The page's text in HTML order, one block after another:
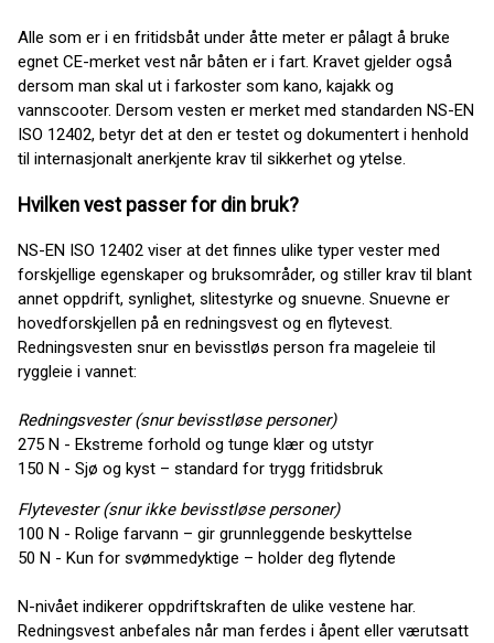
Alle som er i en fritidsbåt under åtte meter er pålagt å bruke
egnet CE-merket vest når båten er i fart. Kravet gjelder også
dersom man skal ut i farkoster som kano, kajakk og
vannscooter. Dersom vesten er merket med standarden NS-EN
ISO 12402, betyr det at den er testet og dokumentert i henhold
til internasjonalt anerkjente krav til sikkerhet og ytelse.
Hvilken vest passer for din bruk?
NS-EN ISO 12402 viser at det finnes ulike typer vester med
forskjellige egenskaper og bruksområder, og stiller krav til blant
annet oppdrift, synlighet, slitestyrke og snuevne. Snuevne er
hovedforskjellen på en redningsvest og en flytevest.
Redningsvesten snur en bevisstløs person fra mageleie til
ryggleie i vannet:
Redningsvester (snur bevisstløse personer)
275 N - Ekstreme forhold og tunge klær og utstyr
150 N - Sjø og kyst – standard for trygg fritidsbruk
Flytevester (snur ikke bevisstløse personer)
100 N - Rolige farvann – gir grunnleggende beskyttelse
50 N - Kun for svømmedyktige – holder deg flytende
N-nivået indikerer oppdriftskraften de ulike vestene har.
Redningsvest anbefales når man ferdes i åpent eller værutsatt